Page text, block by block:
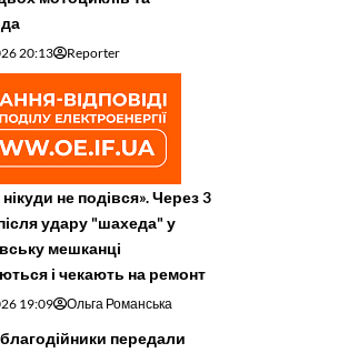
20:13 Reporter
не подівся». Через 3
удару "шахеда" у
мешканці
і чекають на ремонт
19:09 Ольга Романська
передали